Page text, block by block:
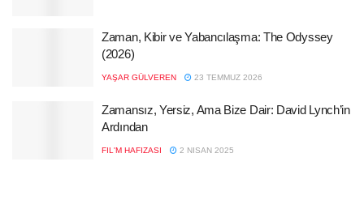
Zaman, Kibir ve Yabancılaşma: The Odyssey
(2026)
YAŞAR GÜLVEREN 23 TEMMUZ 2026
Zamansız, Yersiz, Ama Bize Dair: David Lynch’in
Ardından
FIL'M HAFIZASI 2 NISAN 2025